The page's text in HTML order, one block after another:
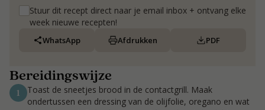
Stuur dit recept direct naar je email inbox + ontvang elke
week nieuwe recepten!
WhatsApp Afdrukken PDF
Bereidingswijze
1
Toast de sneetjes brood in de contactgrill. Maak
ondertussen een dressing van de olijfolie, oregano en wat